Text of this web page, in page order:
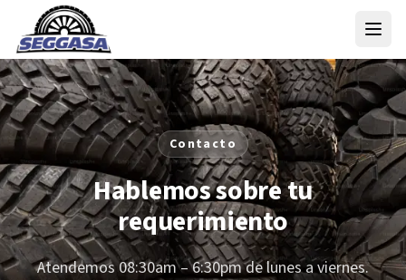
Contacto
Hablemos sobre tu
requerimiento
Atendemos08:30am – 6:30pmde lunes a viernes.